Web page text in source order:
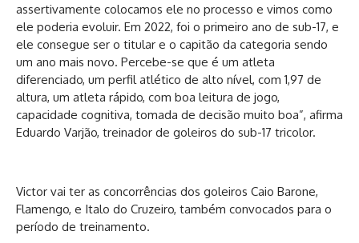
assertivamente colocamos ele no processo e vimos como
ele poderia evoluir. Em 2022, foi o primeiro ano de sub-17, e
ele consegue ser o titular e o capitão da categoria sendo
um ano mais novo. Percebe-se que é um atleta
diferenciado, um perfil atlético de alto nível, com 1,97 de
altura, um atleta rápido, com boa leitura de jogo,
capacidade cognitiva, tomada de decisão muito boa”, afirma
Eduardo Varjão, treinador de goleiros do sub-17 tricolor.
Victor vai ter as concorrências dos goleiros Caio Barone,
Flamengo, e Italo do Cruzeiro, também convocados para o
período de treinamento.